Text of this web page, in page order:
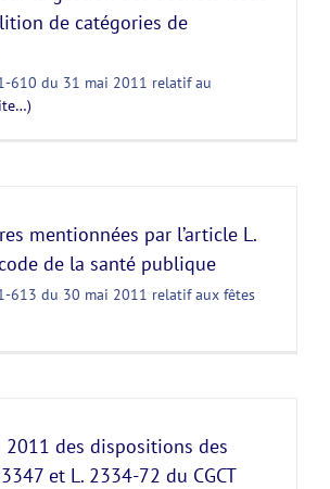
de catégories de
610 du 31 mai 2011 relatif au
mentionnées par l’article L.
de la santé publique
613 du 30 mai 2011 relatif aux fêtes
des dispositions des
et L. 2334-72 du CGCT